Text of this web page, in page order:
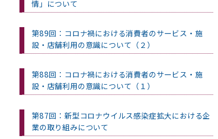
情」について
第89回：コロナ禍における消費者のサービス・施
設・店舗利用の意識について（２）
第88回：コロナ禍における消費者のサービス・施
設・店舗利用の意識について（１）
第87回：新型コロナウイルス感染症拡大における企
業の取り組みについて